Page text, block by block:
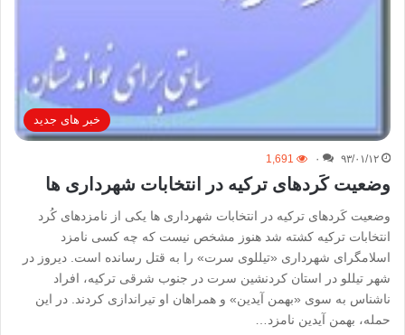
خبر های جدید
۹۳/۰۱/۱۲ ۰ 1,691
وضعیت کَردهای ترکیه در انتخابات شهرداری ها
وضعیت کَردهای ترکیه در انتخابات شهرداری ها یکی از نامزدهای کُرد
انتخابات ترکیه کشته شد هنوز مشخص نیست که چه کسی نامزد
اسلامگرای شهرداری «تیللوی سرت» را به قتل رسانده است. دیروز در
شهر تیللو در استان کردنشین سرت در جنوب شرقی ترکیه، افراد
ناشناس به سوی «بهمن آیدین» و همراهان او تیراندازی کردند. در این
حمله، بهمن آیدین نامزد…